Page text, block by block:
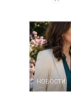
НОВОСТИ